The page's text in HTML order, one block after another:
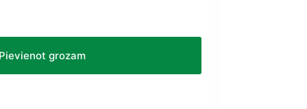
Pievienot grozam